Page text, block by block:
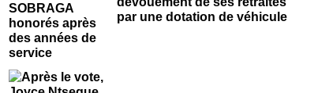
par une dotation de véhicule